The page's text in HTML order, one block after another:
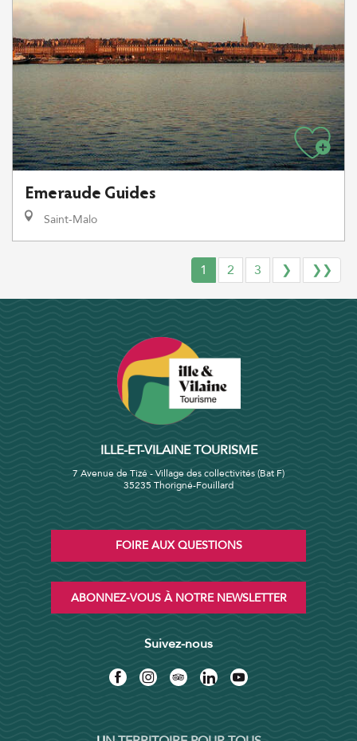
Emeraude Guides
Saint-Malo
1 2 3 ❯ ❯❯
ILLE-ET-VILAINE TOURISME
7 Avenue de Tizé - Village des collectivités (Bat F)
35235 Thorigné-Fouillard
FOIRE AUX QUESTIONS
ABONNEZ-VOUS À NOTRE NEWSLETTER
Suivez-nous